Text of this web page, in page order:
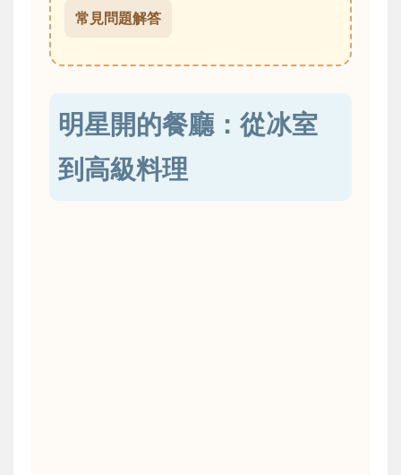
常見問題解答
明星開的餐廳：從冰室
到高級料理